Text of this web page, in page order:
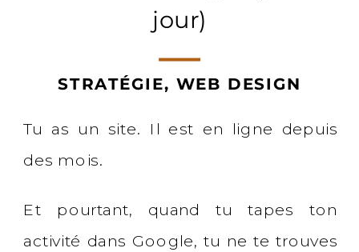
jour)
STRATÉGIE,WEB DESIGN
Tu as un site. Il est en ligne depuis
des mois.
Et pourtant, quand tu tapes ton
activité dans Google, tu ne te trouves